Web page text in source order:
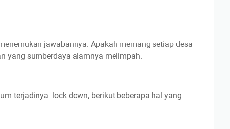
jawabannya. Apakah memang setiap desa
yang sumberdaya alamnya melimpah.
terjadinya lock down, berikut beberapa hal yang